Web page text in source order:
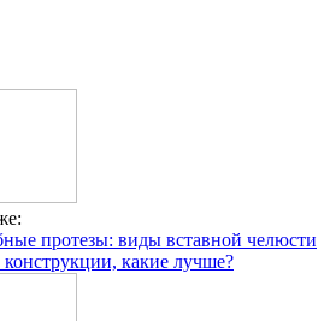
протезы: виды вставной челюсти
какие лучше?